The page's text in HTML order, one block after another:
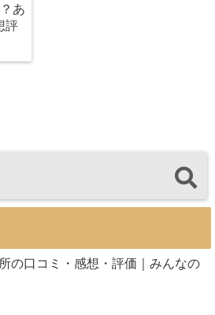
あ
評
の口コミ・感想・評価｜みんなの